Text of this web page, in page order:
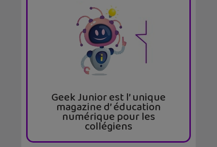
Geek Junior est l’ unique
magazine d’ éducation
numérique pour les
collégiens